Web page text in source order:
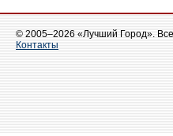
© 2005–2026 «Лучший Город».
Контакты